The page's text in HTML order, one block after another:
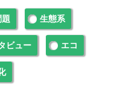
生態系
ビュー エコ